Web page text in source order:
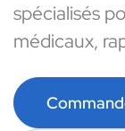
spécialisés
médicaux,